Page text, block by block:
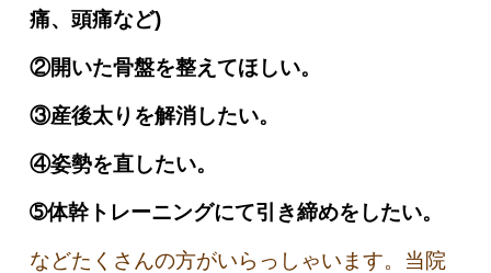
痛、頭痛など)
②開いた骨盤を整えてほしい。
③産後太りを解消したい。
④姿勢を直したい。
➄体幹トレーニングにて引き締めをしたい。
などたくさんの方がいらっしゃいます。当院